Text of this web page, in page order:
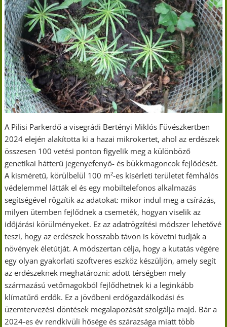
A Pilisi Parkerdő a visegrádi Bertényi Miklós Füvészkertben
2024 elején alakította ki a hazai mikrokertet, ahol az erdészek
összesen 100 vetési ponton figyelik meg a különböző
genetikai hátterű jegenyefenyő- és bükkmagoncok fejlődését.
A kisméretű, körülbelül 100 m²-es kísérleti területet fémhálós
védelemmel látták el és egy mobiltelefonos alkalmazás
segítségével rögzítik az adatokat: mikor indul meg a csírázás,
milyen ütemben fejlődnek a csemeték, hogyan viselik az
időjárási körülményeket. Ez az adatrögzítési módszer lehetővé
teszi, hogy az erdészek hosszabb távon is követni tudják a
növények életútját. A módszertan célja, hogy a kutatás végére
egy olyan gyakorlati szoftveres eszköz készüljön, amely segít
az erdészeknek meghatározni: adott térségben mely
származású vetőmagokból fejlődhetnek ki a leginkább
klímatűrő erdők. Ez a jövőbeni erdőgazdálkodási és
üzemtervezési döntések megalapozását szolgálja majd. Bár a
2024-es év rendkívüli hősége és szárazsága miatt több